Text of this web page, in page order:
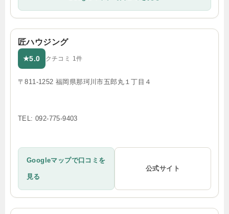
匠ハウジング
★5.0 クチコミ 1件
〒811-1252 福岡県那珂川市五郎丸１丁目４
TEL: 092-775-9403
Googleマップで口コミを
見る
公式サイト